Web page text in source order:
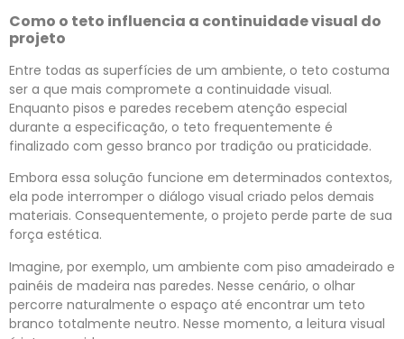
Como o teto influencia a continuidade visual do
projeto
Entre todas as superfícies de um ambiente, o teto costuma
ser a que mais compromete a continuidade visual.
Enquanto pisos e paredes recebem atenção especial
durante a especificação, o teto frequentemente é
finalizado com gesso branco por tradição ou praticidade.
Embora essa solução funcione em determinados contextos,
ela pode interromper o diálogo visual criado pelos demais
materiais. Consequentemente, o projeto perde parte de sua
força estética.
Imagine, por exemplo, um ambiente com piso amadeirado e
painéis de madeira nas paredes. Nesse cenário, o olhar
percorre naturalmente o espaço até encontrar um teto
branco totalmente neutro. Nesse momento, a leitura visual